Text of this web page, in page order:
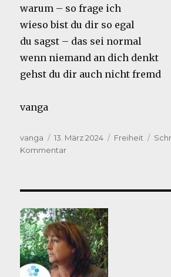
warum – so frage ich
wieso bist du dir so egal
du sagst – das sei normal
wenn niemand an dich denkt
gehst du dir auch nicht fremd
vanga
Autor
vanga
Veröffentlicht
am
13. März 2024 Kategorien
Freiheit
Kommentarzu